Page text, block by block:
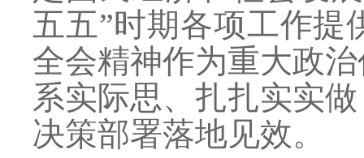
五五”时期各项工作提
全会精神作为重大政
系实际思、扎扎实实
决策部署落地见效。